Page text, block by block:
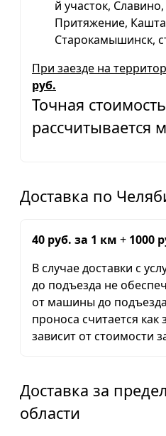
й участок,
Притяжение,
Старокамышинск,
При заезде на
руб.
Точная
рассчитывается
Доставка по
40 руб. за 1 км + 1000
В случае доставки с
до подъезда не
от машины до
проноса считается как
зависит от стоимости
Доставка за
области